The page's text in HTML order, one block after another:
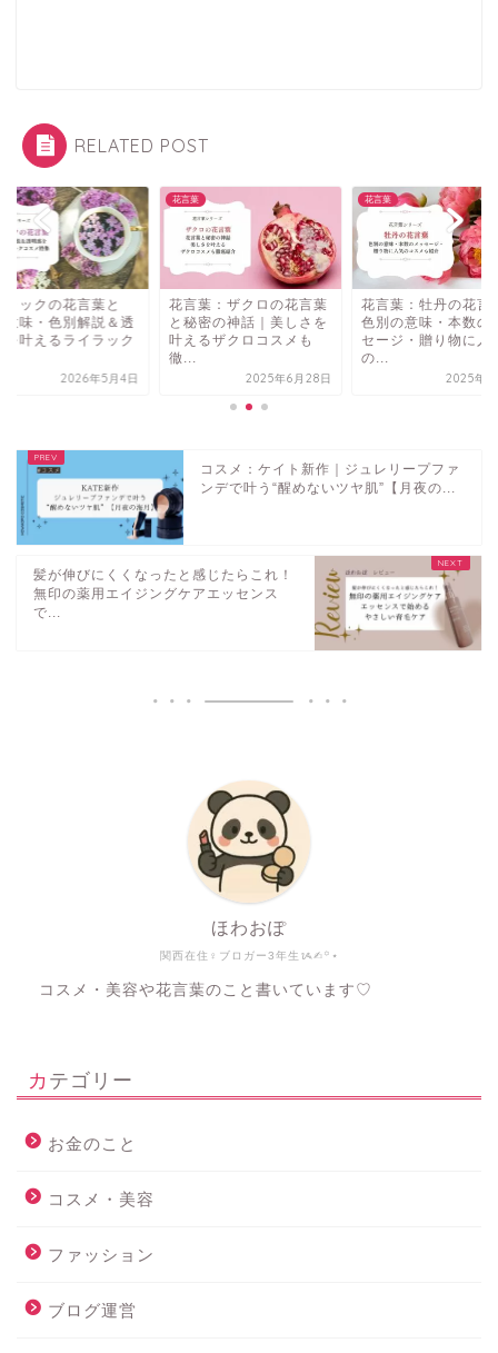
RELATED POST
ラックの花言葉と
意味・色別解説＆透
を叶えるライラック
2026年5月4日
花言葉
花言葉：ザクロの花言葉
と秘密の神話｜美しさを
叶えるザクロコスメも
徹...
2025年6月28日
花言葉
花言葉：牡丹の花言
色別の意味・本数の
セージ・贈り物に人
の...
2025年5
コスメ：ケイト新作｜ジュレリープファ
ンデで叶う“醒めないツヤ肌”【月夜の...
髪が伸びにくくなったと感じたらこれ！
無印の薬用エイジングケアエッセンス
で...
関西在住♀ブロガー3年生ᝰ✍︎꙳⋆
ほわおぽ
コスメ・美容や花言葉のこと書いています♡
カテゴリー
お金のこと
コスメ・美容
ファッション
ブログ運営